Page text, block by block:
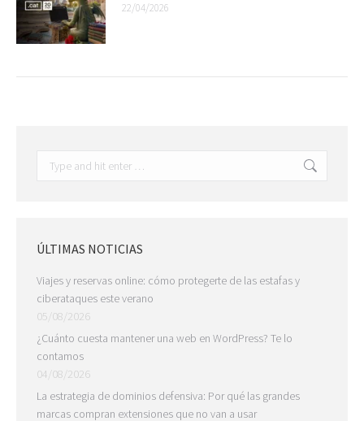
22/04/2026
ÚLTIMAS NOTICIAS
Viajes y reservas online: cómo protegerte de las estafas y
ciberataques este verano
05/08/2026
¿Cuánto cuesta mantener una web en WordPress? Te lo
contamos
04/08/2026
La estrategia de dominios defensiva: Por qué las grandes
marcas compran extensiones que no van a usar